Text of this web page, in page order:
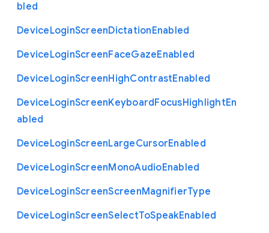
bled
DeviceLoginScreenDictationEnabled
DeviceLoginScreenFaceGazeEnabled
DeviceLoginScreenHighContrastEnabled
DeviceLoginScreenKeyboardFocusHighlightEn
abled
DeviceLoginScreenLargeCursorEnabled
DeviceLoginScreenMonoAudioEnabled
DeviceLoginScreenScreenMagnifierType
DeviceLoginScreenSelectToSpeakEnabled